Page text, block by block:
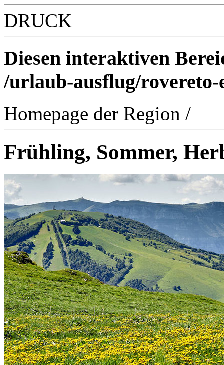
DRUCK
Diesen interaktiven
/urlaub-ausflug/
Homepage der Region /
Frühling, Sommer,